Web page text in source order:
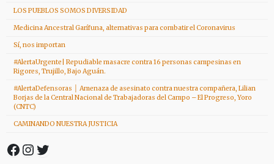
LOS PUEBLOS SOMOS DIVERSIDAD
Medicina Ancestral Garífuna, alternativas para combatir el Coronavirus
Sí, nos importan
#AlertaUrgente| Repudiable masacre contra 16 personas campesinas en
Rigores, Trujillo, Bajo Aguán.
#AlertaDefensoras │ Amenaza de asesinato contra nuestra compañera, Lilian
Borjas de la Central Nacional de Trabajadoras del Campo – El Progreso, Yoro
(CNTC)
CAMINANDO NUESTRA JUSTICIA
Facebook
Instagram
Twitter